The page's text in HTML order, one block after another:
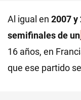
Al igual en 2007 y
semifinales de un
16 años, en
que ese partido